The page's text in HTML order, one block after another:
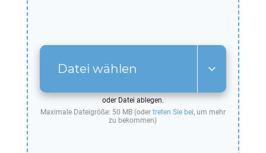
Datei wählen
oder Datei ablegen.
Maximale Dateigröße: 50 MB (oder treten Sie bei, um mehr
zu bekommen)